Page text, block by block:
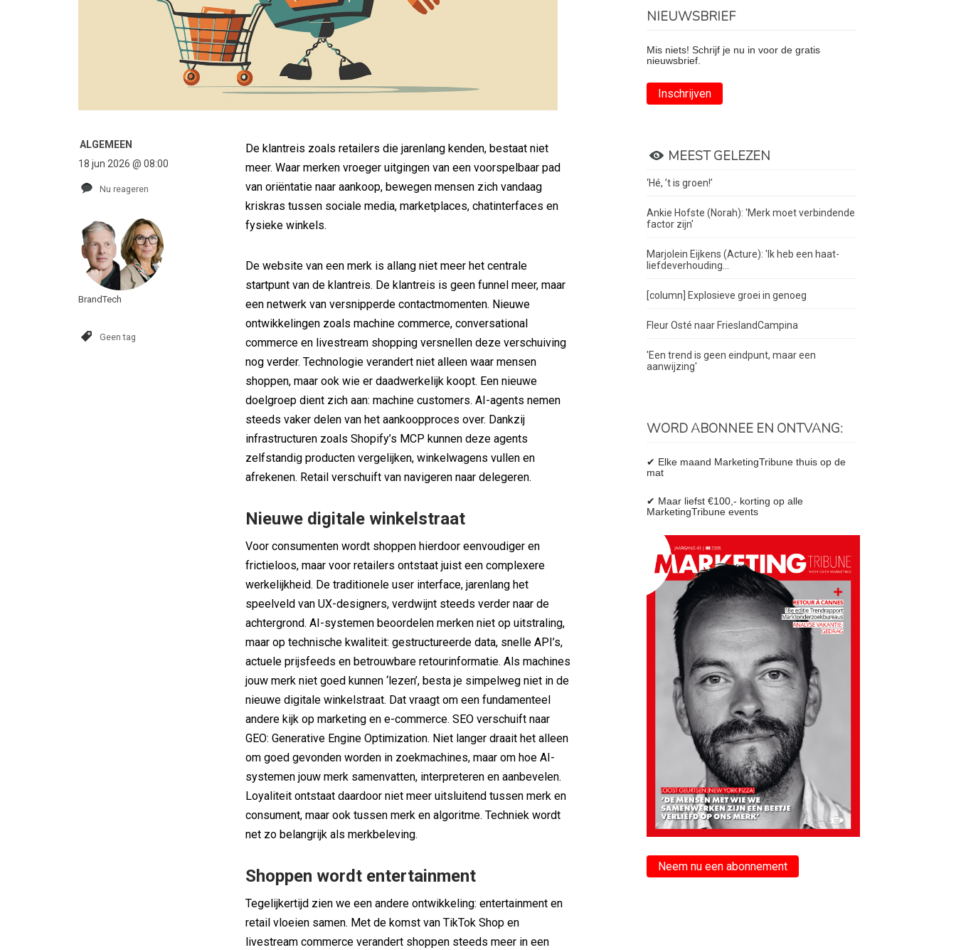
ALGEMEEN
18 jun 2026 @ 08:00
Nu reageren
BrandTech
Geen tag
De klantreis zoals retailers die jarenlang kenden, bestaat niet
meer. Waar merken vroeger uitgingen van een voorspelbaar pad
van oriëntatie naar aankoop, bewegen mensen zich vandaag
kriskras tussen sociale media, marketplaces, chatinterfaces en
fysieke winkels.
De website van een merk is allang niet meer het centrale
startpunt van de klantreis. De klantreis is geen funnel meer, maar
een netwerk van versnipperde contactmomenten. Nieuwe
ontwikkelingen zoals machine commerce, conversational
commerce en livestream shopping versnellen deze verschuiving
nog verder. Technologie verandert niet alleen waar mensen
shoppen, maar ook wie er daadwerkelijk koopt. Een nieuwe
doelgroep dient zich aan: machine customers. AI-agents nemen
steeds vaker delen van het aankoopproces over. Dankzij
infrastructuren zoals Shopify’s MCP kunnen deze agents
zelfstandig producten vergelijken, winkelwagens vullen en
afrekenen. Retail verschuift van navigeren naar delegeren.
Nieuwe digitale winkelstraat
Voor consumenten wordt shoppen hierdoor eenvoudiger en
frictieloos, maar voor retailers ontstaat juist een complexere
werkelijkheid. De traditionele user interface, jarenlang het
speelveld van UX-designers, verdwijnt steeds verder naar de
achtergrond. AI-systemen beoordelen merken niet op uitstraling,
maar op technische kwaliteit: gestructureerde data, snelle API’s,
actuele prijsfeeds en betrouwbare retourinformatie. Als machines
jouw merk niet goed kunnen ‘lezen’, besta je simpelweg niet in de
nieuwe digitale winkelstraat. Dat vraagt om een fundamenteel
andere kijk op marketing en e-commerce. SEO verschuift naar
GEO: Generative Engine Optimization. Niet langer draait het alleen
om goed gevonden worden in zoekmachines, maar om hoe AI-
systemen jouw merk samenvatten, interpreteren en aanbevelen.
Loyaliteit ontstaat daardoor niet meer uitsluitend tussen merk en
consument, maar ook tussen merk en algoritme. Techniek wordt
net zo belangrijk als merkbeleving.
Shoppen wordt entertainment
Tegelijkertijd zien we een andere ontwikkeling: entertainment en
retail vloeien samen. Met de komst van TikTok Shop en
livestream commerce verandert shoppen steeds meer in een
NIEUWSBRIEF
Mis niets! Schrijf je nu in voor de gratis
nieuwsbrief.
Inschrijven
MEEST GELEZEN
‘Hé, ’t is groen!’
Ankie Hofste (Norah): 'Merk moet verbindende
factor zijn'
Marjolein Eijkens (Acture): 'Ik heb een haat-
liefdeverhouding...
[column] Explosieve groei in genoeg
Fleur Osté naar FrieslandCampina
'Een trend is geen eindpunt, maar een
aanwijzing'
WORD ABONNEE EN ONTVANG:
✔ Elke maand MarketingTribune thuis op de
mat
✔ Maar liefst €100,- korting op alle
MarketingTribune events
Neem nu een abonnement